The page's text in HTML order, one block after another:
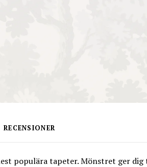
RECENSIONER
populära tapeter. Mönstret ger